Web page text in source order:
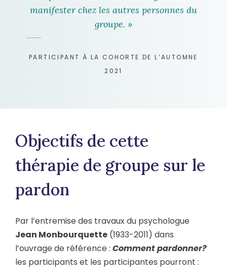
manifester chez les autres personnes du
groupe. »
PARTICIPANT À LA COHORTE DE L’AUTOMNE
2021
Objectifs de cette
thérapie de groupe sur le
pardon
Par l’entremise des travaux du psychologue
Jean Monbourquette (1933-2011) dans
l’ouvrage de référence : Comment pardonner?
les participants et les participantes pourront :